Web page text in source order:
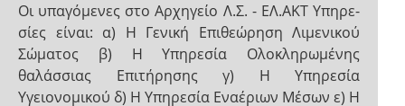
Οι υπαγόμενες στο Αρχηγείο Λ.Σ. - ΕΛ.ΑΚΤ Υπηρε-
σίες είναι: α) Η Γενική Επιθεώρηση Λιμενικού
Σώματος β) Η Υπηρεσία Ολοκληρωμένης
θαλάσσιας Επιτήρησης γ) Η Υπηρεσία
Υγειονομικού δ) Η Υπηρεσία Εναέριων Μέσων ε) Η